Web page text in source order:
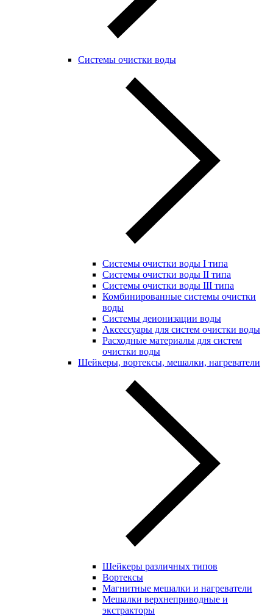
Системы очистки воды
Системы очистки воды I типа
Системы очистки воды II типа
Системы очистки воды III типа
Комбинированные системы очистки
воды
Системы деионизации воды
Аксессуары для систем очистки воды
Расходные материалы для систем
очистки воды
Шейкеры, вортексы, мешалки, нагреватели
Шейкеры различных типов
Вортексы
Магнитные мешалки и нагреватели
Мешалки верхнеприводные и
экстракторы